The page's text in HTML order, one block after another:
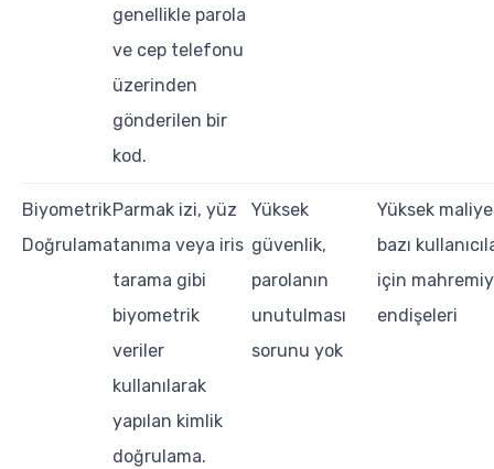
genellikle parola
ve cep telefonu
üzerinden
gönderilen bir
kod.
Biyometrik
Doğrulama
Parmak izi, yüz
tanıma veya iris
tarama gibi
biyometrik
veriler
kullanılarak
yapılan kimlik
doğrulama.
Yüksek
güvenlik,
parolanın
unutulması
sorunu yok
Yüksek
bazı
için
endişeleri